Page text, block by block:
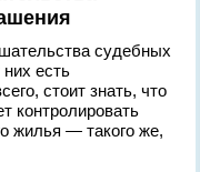
судебных
них есть
стоит знать, что
контролировать
жилья — такого же,